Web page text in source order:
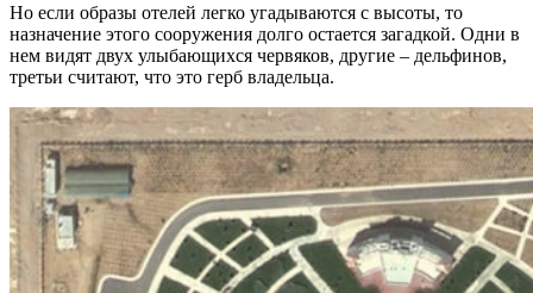
Но если образы отелей легко угадываются с высоты, то
назначение этого сооружения долго остается загадкой. Одни в
нем видят двух улыбающихся червяков, другие – дельфинов,
третьи считают, что это герб владельца.